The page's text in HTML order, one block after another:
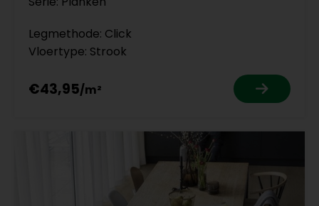
Legmethode: Click
Vloertype: Strook
€43,95